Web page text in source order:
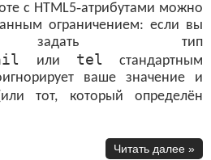
с HTML5‑атрибутами можно
ограничением: если вы
задать тип
или tel стандартным
ваше значение и
тот, который определён
Читать далее »